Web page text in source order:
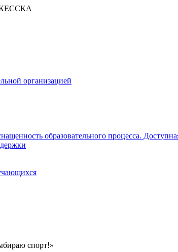
организацией
образовательного процесса.
спорт!»